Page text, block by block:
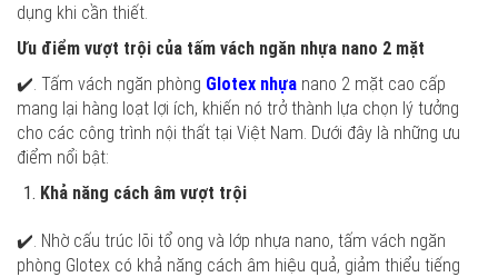
dụng khi cần thiết.
Ưu điểm vượt trội của tấm vách ngăn nhựa nano 2 mặt
✔️. Tấm vách ngăn phòng Glotex nhựa nano 2 mặt cao cấp
mang lại hàng loạt lợi ích, khiến nó trở thành lựa chọn lý tưởng
cho các công trình nội thất tại Việt Nam. Dưới đây là những ưu
điểm nổi bật:
Khả năng cách âm vượt trội
✔️. Nhờ cấu trúc lõi tổ ong và lớp nhựa nano, tấm vách ngăn
phòng Glotex có khả năng cách âm hiệu quả, giảm thiểu tiếng